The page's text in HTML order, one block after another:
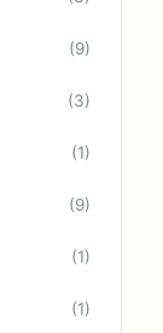
(9)
(3)
(1)
(9)
(1)
(1)